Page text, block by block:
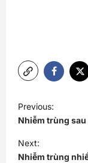
o
s
t
Previous:
Nhiễm trùng
Next:
Nhiễm trùng